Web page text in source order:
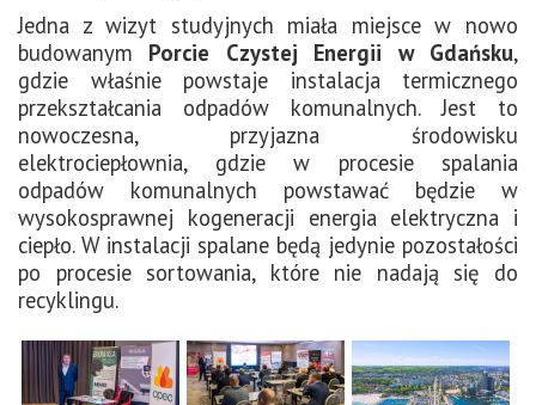
Jedna z wizyt studyjnych miała miejsce w nowo
budowanym Porcie Czystej Energii w Gdańsku,
gdzie właśnie powstaje instalacja termicznego
przekształcania odpadów komunalnych. Jest to
nowoczesna, przyjazna środowisku
elektrociepłownia, gdzie w procesie spalania
odpadów komunalnych powstawać będzie w
wysokosprawnej kogeneracji energia elektryczna i
ciepło. W instalacji spalane będą jedynie pozostałości
po procesie sortowania, które nie nadają się do
recyklingu.